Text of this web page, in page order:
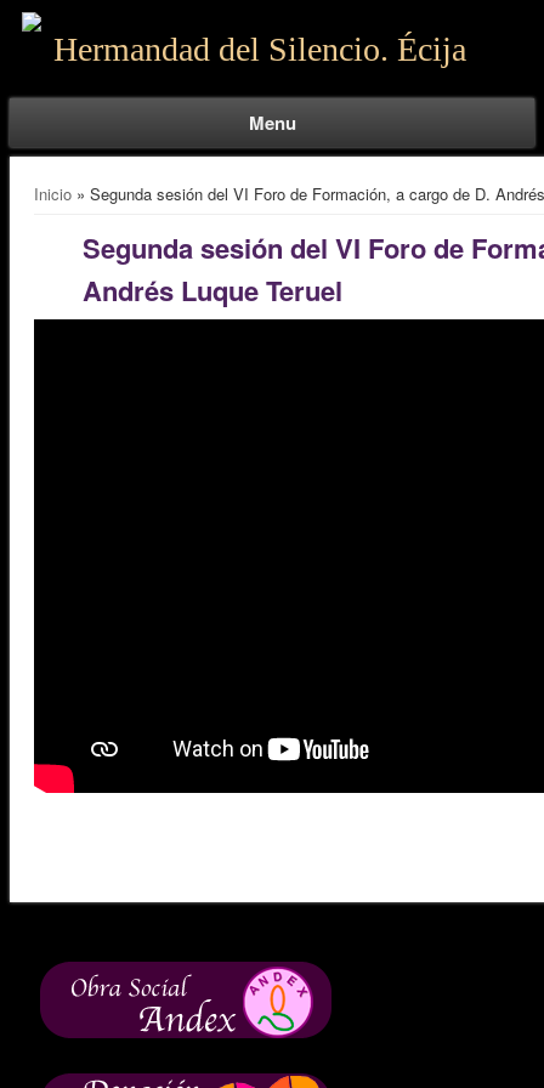
Hermandad del Silencio. Écija
Menu
Se encuentra usted aquí
Inicio» Segunda sesión del VI Foro de Formación, a cargo de D.
Segunda sesión del VI Foro de
Andrés Luque Teruel